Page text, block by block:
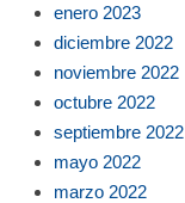
enero 2023
diciembre 2022
noviembre 2022
octubre 2022
septiembre 2022
mayo 2022
marzo 2022